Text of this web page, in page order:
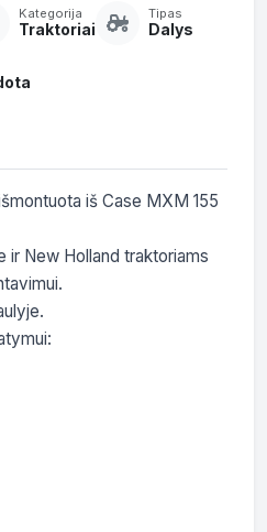
Kategorija
Traktoriai
Tipas
Dalys
iš Case MXM 155
ir New Holland traktoriams